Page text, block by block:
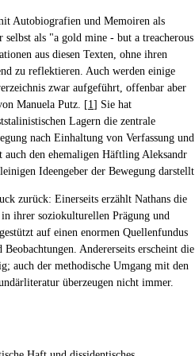
Autobiografien und Memoiren als
selbst als "a gold mine - but a treacherous
aus diesen Texten, ohne ihren
zu reflektieren. Auch werden einige
zwar aufgeführt, offenbar aber
Manuela Putz. [1] Sie hat
Lagern die zentrale
nach Einhaltung von Verfassung und
auch den ehemaligen Häftling Aleksandr
Ideengeber der Bewegung
zurück: Einerseits erzählt Nathans die
in ihrer soziokulturellen Prägung und
auf einen enormen Quellenfundus
Andererseits erscheint die
auch der methodische Umgang mit den
überzeugen nicht immer.